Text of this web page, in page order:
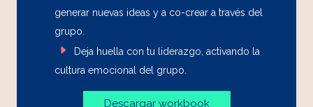
generar nuevas ideas y a co-crear a través del
grupo.
Deja huella con tu liderazgo, activando la
cultura emocional del grupo.
Descargar workbook